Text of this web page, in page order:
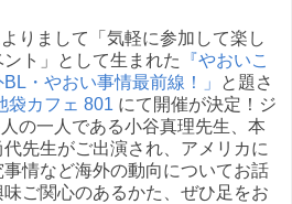
りまして「気軽に参加して楽し
ト」として生まれた
『やおいこ
BL・やおい事情最前線！」
と題さ
袋カフェ 801 にて開催が決定！ジ
の一人である小谷真理先生、本
先生がご出演され、アメリカに
情など海外の動向についてお話
ご関心のあるかた、ぜひ足をお